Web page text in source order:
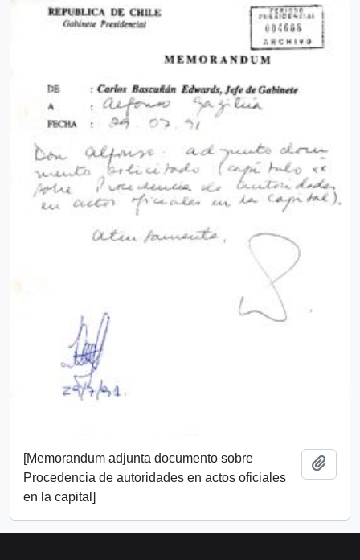
[Memorandum adjunta documento sobre
Procedencia de autoridades en actos oficiales
en la capital]